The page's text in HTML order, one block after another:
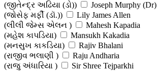
(જીતેન્દ્ર અઢિયા (ડો))
Joseph Murphy (Dr)
(જોસેફ મર્ફી (ડૉ.))
Lily James Allen
(લીલી જેમ્સ એલન )
Mahesh Kapadia
(મહેશ કાપડિયા)
Mansukh Kakadia
(મનસુખ કાકડિયા)
Rajiv Bhalani
(રાજીવ ભલાણી )
Raju Andharia
(રાજુ અંધારિયા )
Sir Shree Tejparkhi